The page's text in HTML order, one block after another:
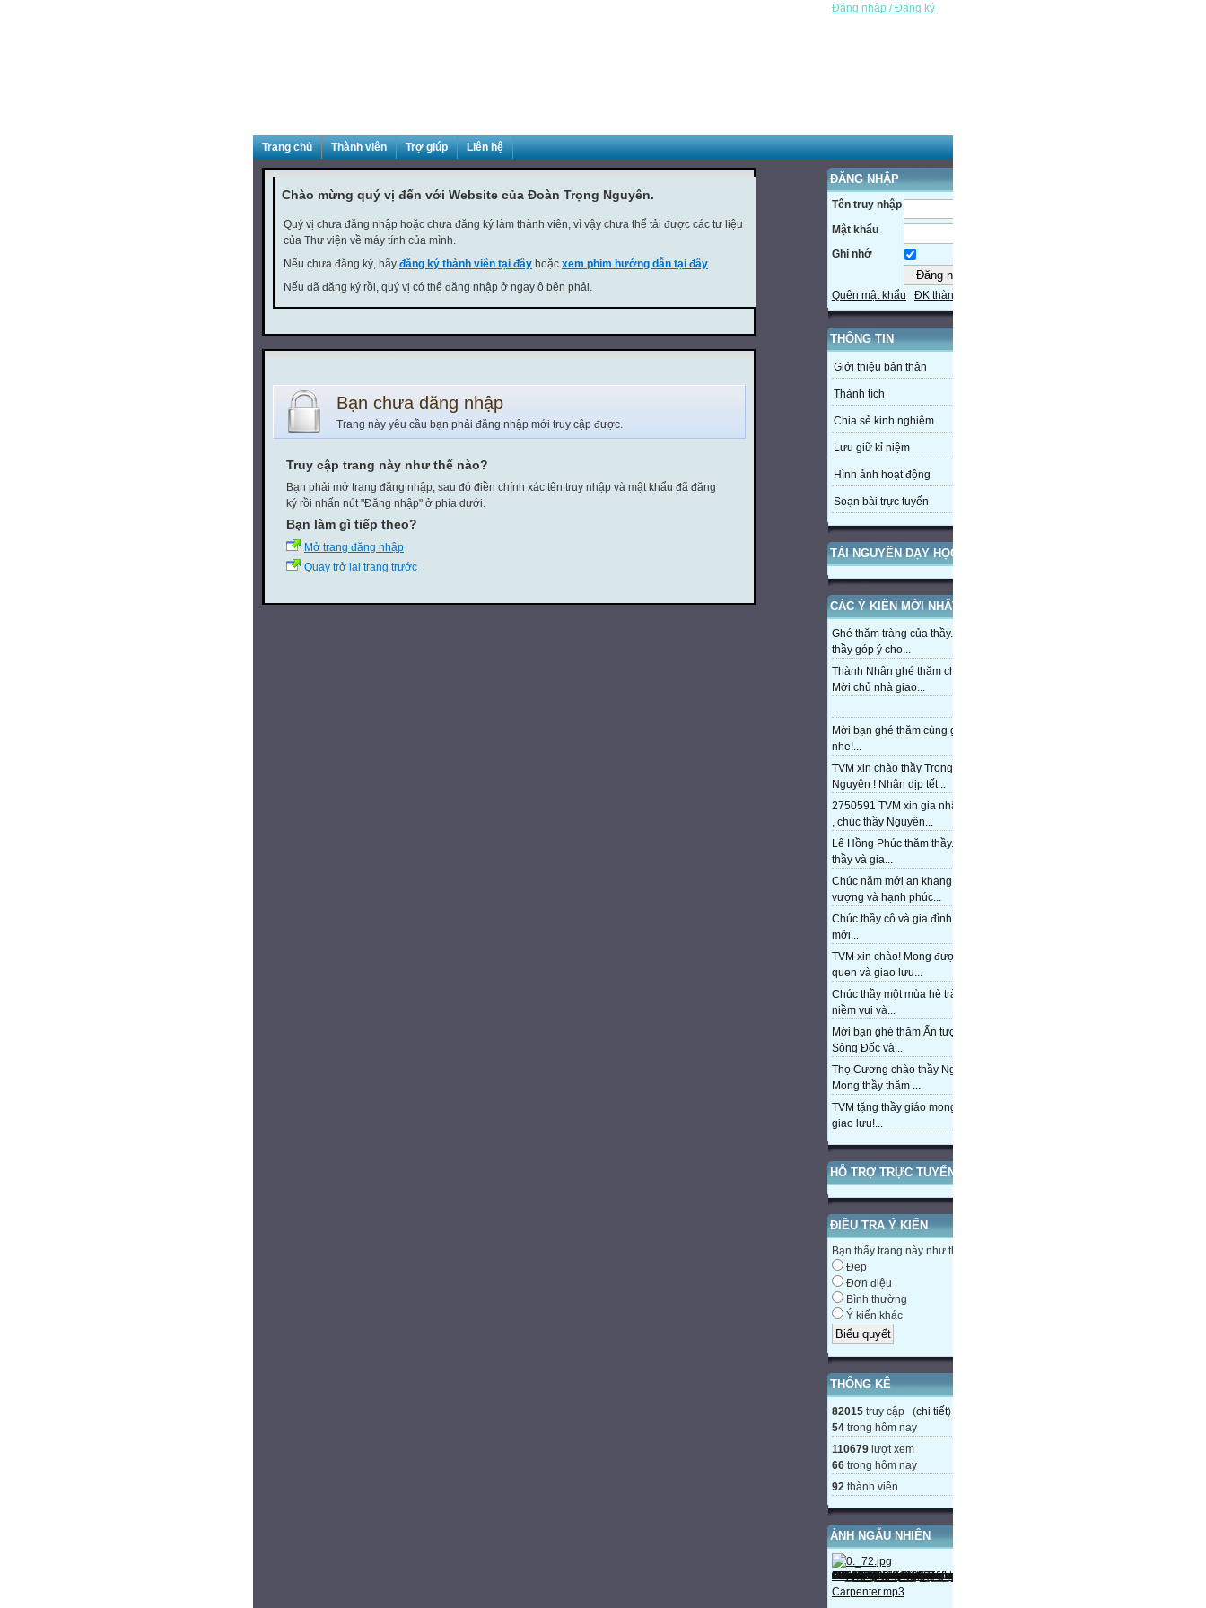
Đăng nhập / Đăng ký
Trang chủ Thành viên Trợ giúp Liên hệ
ĐĂNG NHẬP
Tên truy nhập
Mật khẩu
Ghi nhớ
Quên mật khẩu ĐK thành viên
THÔNG TIN
Giới thiệu bản thân
Thành tích
Chia sẻ kinh nghiệm
Lưu giữ kỉ niệm
Hình ảnh hoạt động
Soạn bài trực tuyến
TÀI NGUYÊN DẠY HỌC
CÁC Ý KIẾN MỚI NHẤT
Ghé thăm tràng của thầy. Mong
thầy góp ý cho...
Thành Nhân ghé thăm chủ nhà,
Mời chủ nhà giao...
...
Mời bạn ghé thăm cùng giao lưu
nhe!...
TVM xin chào thầy Trọng
Nguyên ! Nhân dịp tết...
2750591 TVM xin gia nhập trang
, chúc thầy Nguyên...
Lê Hồng Phúc thăm thầy. Chúc
thầy và gia...
Chúc năm mới an khang, thịnh
vượng và hạnh phúc...
Chúc thầy cô và gia đình năm
mới...
TVM xin chào! Mong được làm
quen và giao lưu...
Chúc thầy một mùa hè tràn đầy
niềm vui và...
Mời bạn ghé thăm Ấn tượng cửa
Sông Đốc và...
Thọ Cương chào thầy Nguyễn.
Mong thầy thăm ...
TVM tặng thầy giáo mong được
giao lưu!...
HỖ TRỢ TRỰC TUYẾN
ĐIỀU TRA Ý KIẾN
Bạn thấy trang này như thế nào?
Đẹp
Đơn điệu
Bình thường
Ý kiến khác
THỐNG KÊ
82015 truy cập (chi tiết)
54 trong hôm nay
110679 lượt xem
66 trong hôm nay
92 thành viên
ẢNH NGẪU NHIÊN
Chào mừng quý vị đến với Website của Đoàn Trọng Nguyên.
Quý vị chưa đăng nhập hoặc chưa đăng ký làm thành viên, vì vậy chưa thể tải được các tư liệu
của Thư viện về máy tính của mình.
Nếu chưa đăng ký, hãy đăng ký thành viên tại đây hoặc xem phim hướng dẫn tại đây
Nếu đã đăng ký rồi, quý vị có thể đăng nhập ở ngay ô bên phải.
Bạn chưa đăng nhập
Trang này yêu cầu bạn phải đăng nhập mới truy cập được.
Truy cập trang này như thế nào?
Bạn phải mở trang đăng nhập, sau đó điền chính xác tên truy nhập và mật khẩu đã đăng
ký rồi nhấn nút "Đăng nhập" ở phía dưới.
Bạn làm gì tiếp theo?
Mở trang đăng nhập
Quay trở lại trang trước